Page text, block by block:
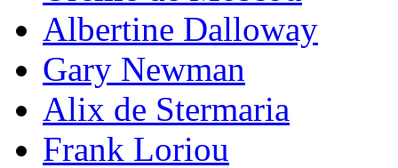
Albertine Dalloway
Gary Newman
Alix de Stermaria
Frank Loriou